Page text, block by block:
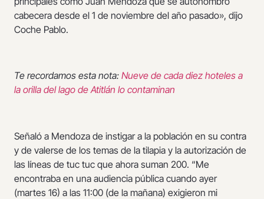
cabecera desde el 1 de noviembre del año pasado», dijo
Coche Pablo.
Te recordamos esta nota: Nueve de cada diez hoteles a
la orilla del lago de Atitlán lo contaminan
Señaló a Mendoza de instigar a la población en su contra
y de valerse de los temas de la tilapia y la autorización de
las líneas de tuc tuc que ahora suman 200. “Me
encontraba en una audiencia pública cuando ayer
(martes 16) a las 11:00 (de la mañana) exigieron mi